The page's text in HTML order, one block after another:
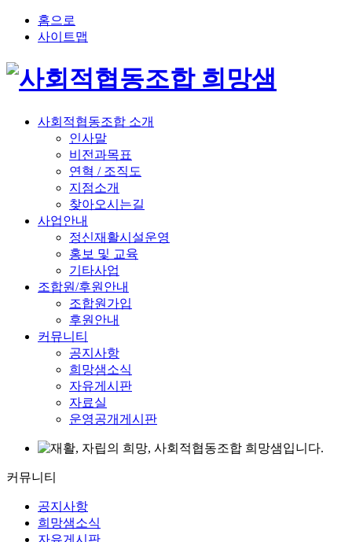
홈으로
사이트맵
사회적협동조합 소개
인사말
비전과목표
연혁 / 조직도
지점소개
찾아오시는길
사업안내
정신재활시설운영
홍보 및 교육
기타사업
조합원/후원안내
조합원가입
후원안내
커뮤니티
공지사항
희망샘소식
자유게시판
자료실
운영공개게시판
커뮤니티
공지사항
희망샘소식
자유게시판